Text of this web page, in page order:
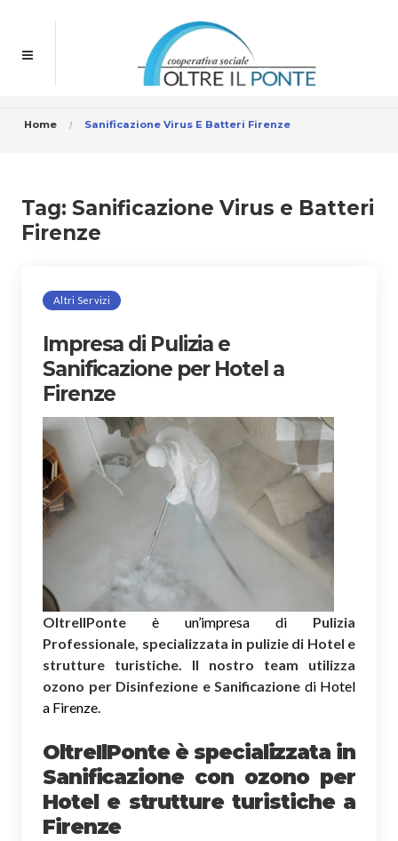
Home Sanificazione Virus E Batteri Firenze
Tag: Sanificazione Virus e Batteri
Firenze
Altri Servizi
Impresa di Pulizia e
Sanificazione per Hotel a
Firenze
OltreIlPonte è un’impresa di Pulizia
Professionale, specializzata in pulizie di Hotel e
strutture turistiche. Il nostro team utilizza
ozono per Disinfezione e Sanificazione di Hotel
a Firenze.
OltreIlPonte è specializzata in
Sanificazione con ozono per
Hotel e strutture turistiche a
Firenze